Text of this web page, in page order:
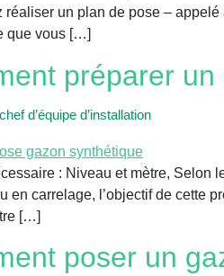
réaliser un plan de pose –
que vous […]
préparer
d’équipe d’installation
: Niveau et mètre,
en carrelage, l’objectif de cette
[…]
poser un